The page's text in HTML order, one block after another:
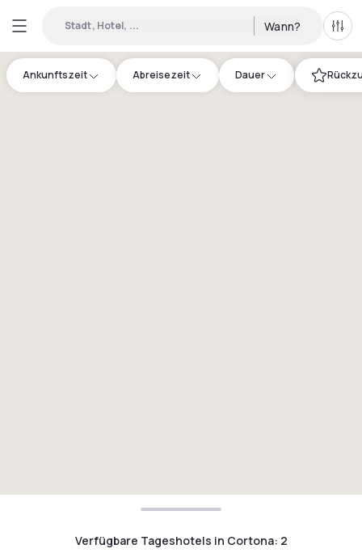
Stadt, Hotel, ... Wann? Alle
Ankunftszeit Abreisezeit Dauer
Verfügbare Tageshotels in Cortona: 2